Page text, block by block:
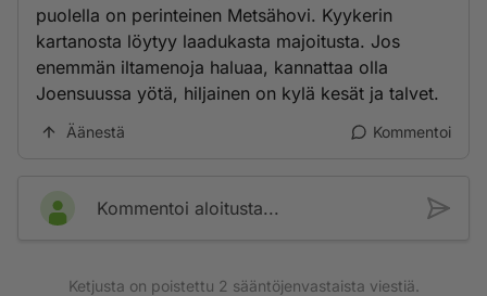
puolella on perinteinen Metsähovi. Kyykerin
kartanosta löytyy laadukasta majoitusta. Jos
enemmän iltamenoja haluaa, kannattaa olla
Joensuussa yötä, hiljainen on kylä kesät ja talvet.
Äänestä Kommentoi
Kommentoi aloitusta...
Ketjusta on poistettu 2 sääntöjenvastaista viestiä.